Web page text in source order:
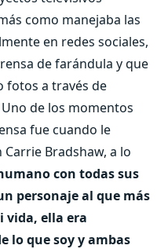
como manejaba las
en redes sociales,
de farándula y que
fotos a través de
de los momentos
fue cuando le
Bradshaw, a lo
con todas sus
personaje al que más
vida, ella era
lo que soy y ambas